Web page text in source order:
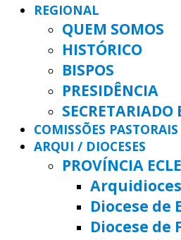
REGIONAL
QUEM SOMOS
HISTÓRICO
BISPOS
PRESIDÊNCIA
SECRETARIADO
COMISSÕES PASTORAIS
ARQUI / DIOCESES
PROVÍNCIA
Diocese de
Diocese de